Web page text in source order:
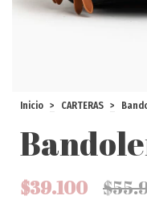
Inicio > CARTERAS >
$39.100